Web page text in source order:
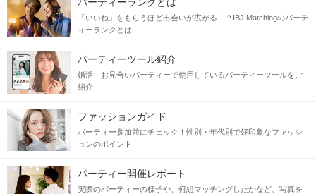
「いいね」をもらうほど出会いが広がる！？IBJ Matchingのパーテ
ィーランクとは
パーティーツール紹介
婚活・お見合いパーティーで使用しているパーティーツールをご
紹介
ファッションガイド
パーティー参加前にチェック！性別・年代別で好印象なファッシ
ョンのポイント
パーティー開催レポート
実際のパーティーの様子や、何組マッチングしたかなど、写真を